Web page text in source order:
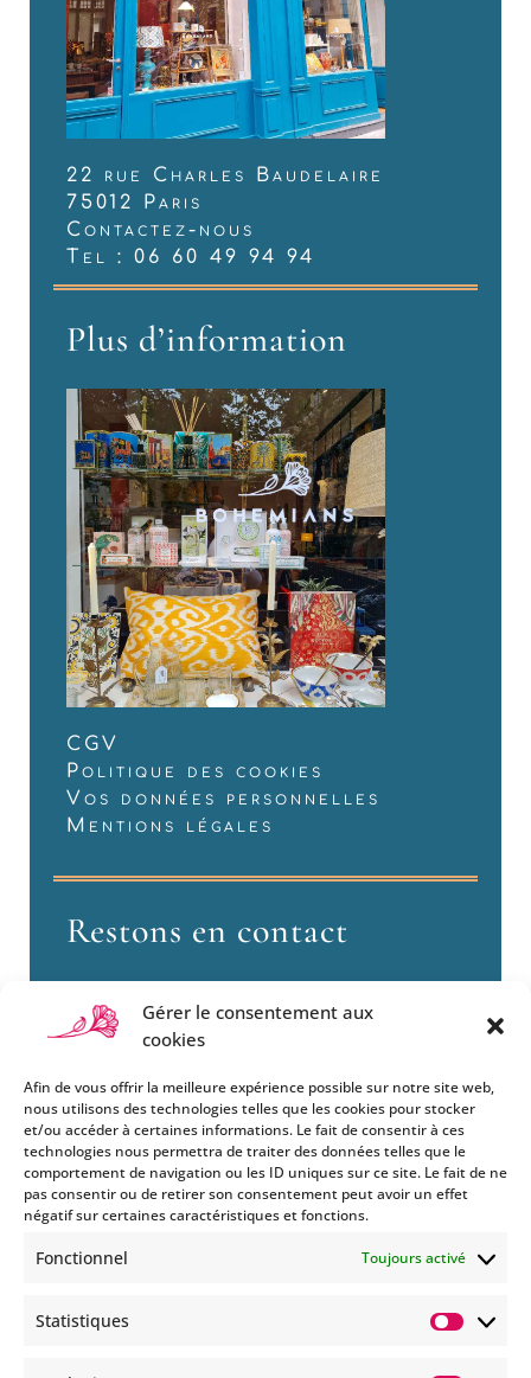
Gérer le consentement aux
cookies
Afin de vous offrir la meilleure expérience possible sur notre site web,
nous utilisons des technologies telles que les cookies pour stocker
et/ou accéder à certaines informations. Le fait de consentir à ces
technologies nous permettra de traiter des données telles que le
comportement de navigation ou les ID uniques sur ce site. Le fait de ne
pas consentir ou de retirer son consentement peut avoir un effet
négatif sur certaines caractéristiques et fonctions.
Fonctionnel Toujours activé
Statistiques
22 rue Charles Baudelaire
75012 Paris
Contactez-nous
Tel : 06 60 49 94 94
Plus d’information
CGV
Politique des cookies
Vos données personnelles
Mentions légales
Restons en contact
Si vous souhaitez être informés
des nouveautés et évènements
que nous organisons
abonnez-vous à notre
de nos MMS.